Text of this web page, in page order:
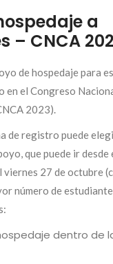
a
– CNCA
de hospedaje para
en el Congreso
2023).
de registro puede
que puede ir desde
27 de octubre
número de
dentro de